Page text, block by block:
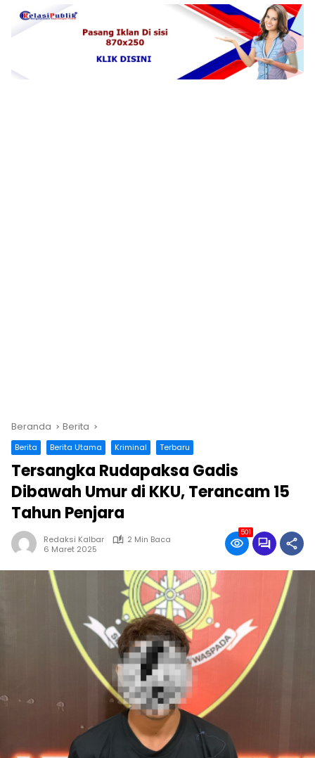
Beranda Berita
Berita Berita Utama Kriminal Terbaru
Tersangka Rudapaksa Gadis
Dibawah Umur di KKU, Terancam 15
Tahun Penjara
Redaksi Kalbar
2 Min Baca
6 Maret 2025
501